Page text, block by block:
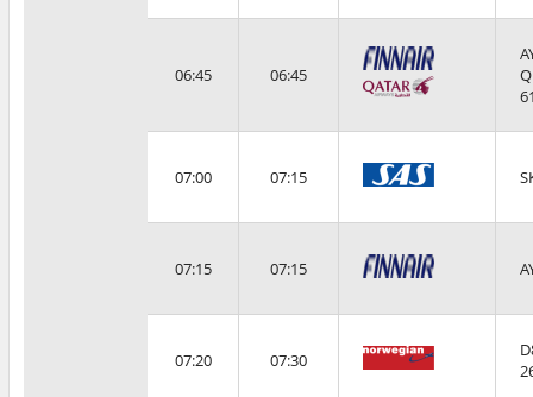
06:45 06:45
07:00 07:15
07:15 07:15
07:20 07:30